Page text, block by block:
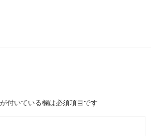
が付いている欄は必須項目です